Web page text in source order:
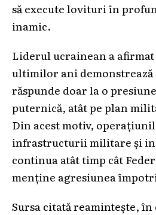
să execute lovituri în
inamic.
Liderul ucrainean a afirmat
ultimilor ani demonstrează
răspunde doar la o
puternică, atât pe plan
Din acest motiv,
infrastructurii militare și
continua atât timp cât
menține agresiunea
Sursa citată reamintește,